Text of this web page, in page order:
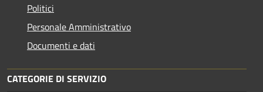
Politici
Personale Amministrativo
Documenti e dati
CATEGORIE DI SERVIZIO